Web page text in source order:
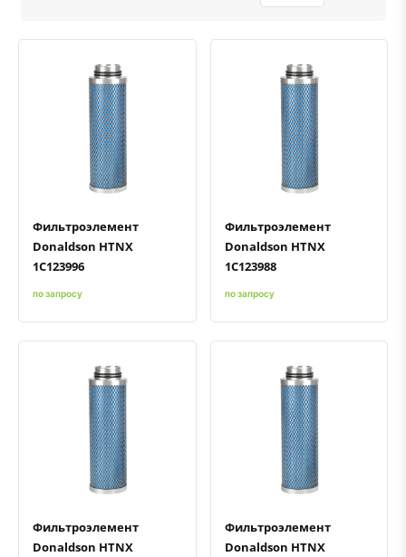
Быстрый просмотрДобавить к сравнению
Фильтроэлемент
Donaldson HTNX
1C123996
по запросу
Быстрый просмотрДобавить к сравнению
Фильтроэлемент
Donaldson HTNX
1C123988
по запросу
Быстрый просмотрДобавить к сравнению
Фильтроэлемент
Donaldson HTNX
Быстрый просмотрДобавить к сравнению
Фильтроэлемент
Donaldson HTNX